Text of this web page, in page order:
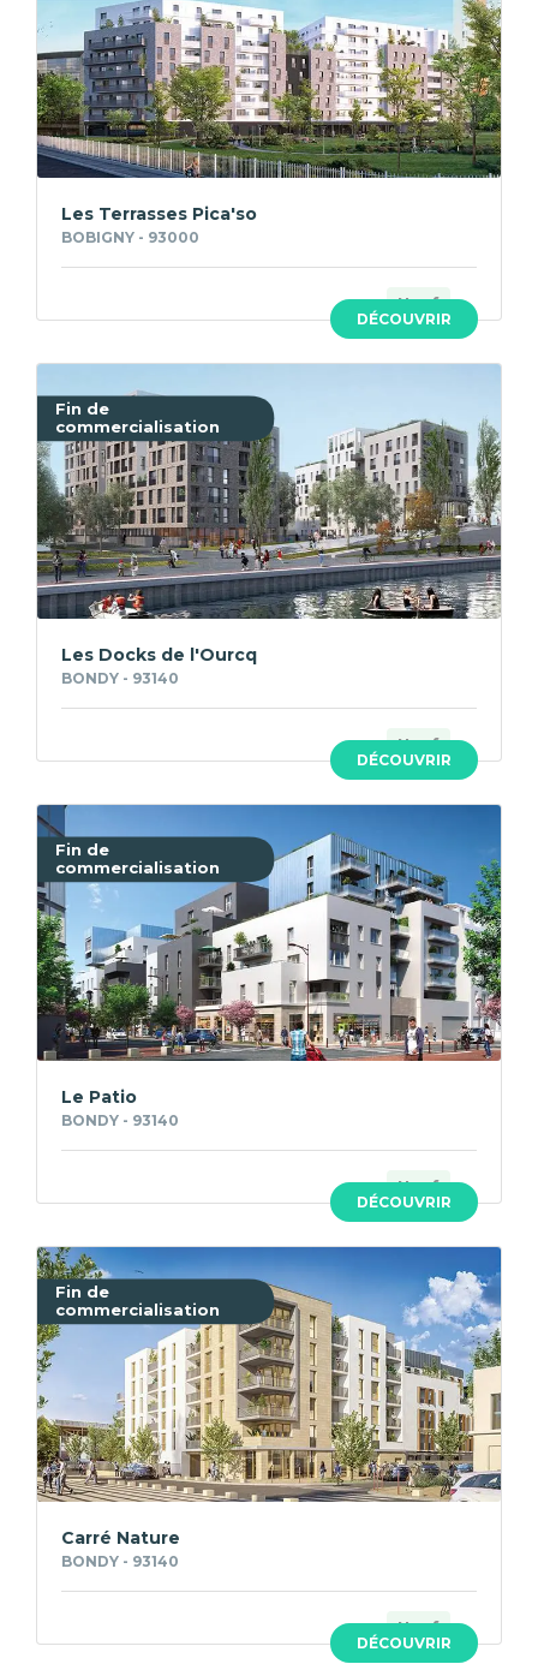
DÉCOUVRIR
Les Terrasses Pica'so
BOBIGNY - 93000
Neuf
Fin de
commercialisation
DÉCOUVRIR
Les Docks de l'Ourcq
BONDY - 93140
Neuf
Fin de
commercialisation
DÉCOUVRIR
Le Patio
BONDY - 93140
Neuf
Fin de
commercialisation
DÉCOUVRIR
Carré Nature
BONDY - 93140
Neuf